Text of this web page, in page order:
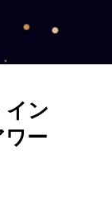
ン
ー